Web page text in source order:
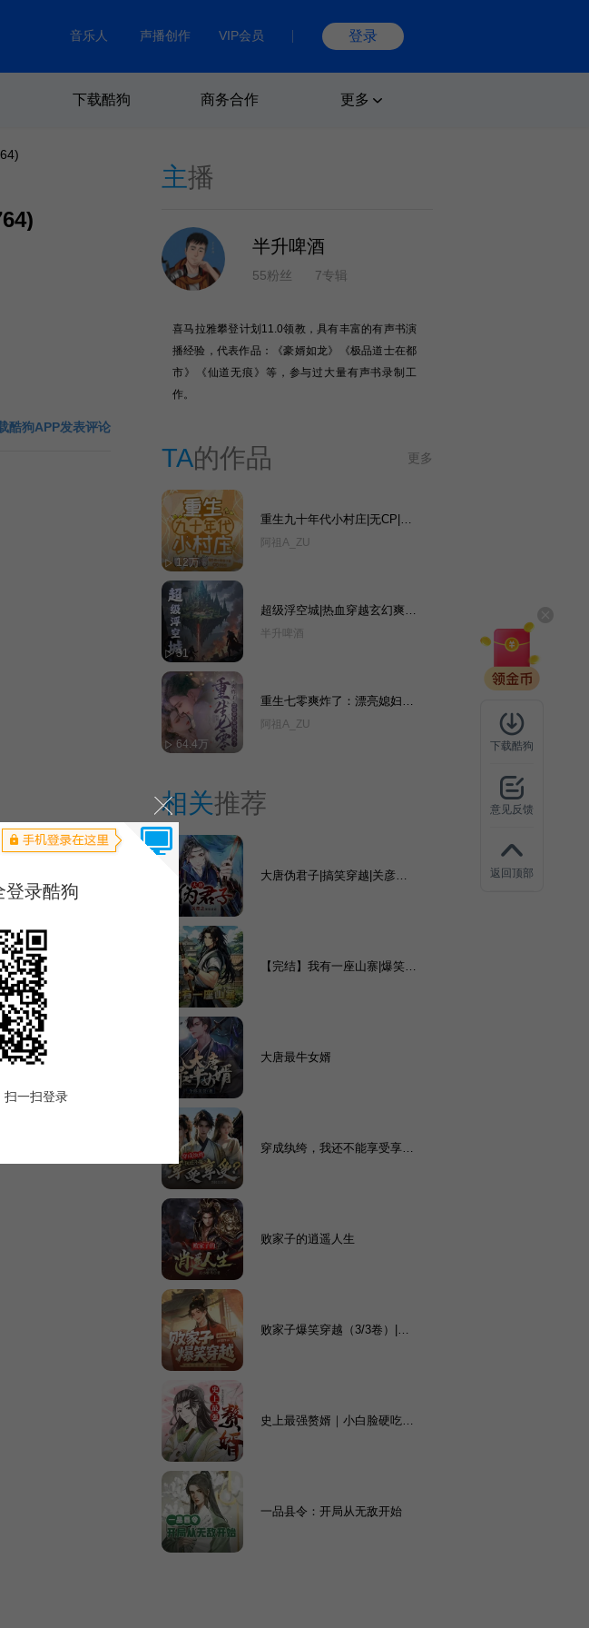
音乐人 声播创作 VIP会员 登录
下载酷狗 商务合作 更多
酷狗APP发表评论
主播
半升啤酒
55粉丝 7专辑
喜马拉雅攀登计划11.0领教，具有丰富的有声书演
播经验，代表作品：《豪婿如龙》《极品道士在都
市》《仙道无痕》等，参与过大量有声书录制工
作。
TA的作品 更多
12万
重生九十年代小村庄|无CP|家
长里短|虐渣致富|精品多人
阿祖A_ZU
31
超级浮空城|热血穿越玄幻爽
文|多人有声剧
半升啤酒
64.4万
重生七零爽炸了：漂亮媳妇家
男人回来了|年代种田甜宠爽
文|多人剧
阿祖A_ZU
相关推荐
大唐伪君子|搞笑穿越|关彦之
【完结】我有一座山寨|爆笑穿
大唐最牛女婿
穿成纨绔，我还不能享受享
败家子的逍遥人生
败家子爆笑穿越（3/3卷）|笑
史上最强赘婿｜小白脸硬吃软
一品县令：开局从无敌开始
下载酷狗
意见反馈
返回顶部